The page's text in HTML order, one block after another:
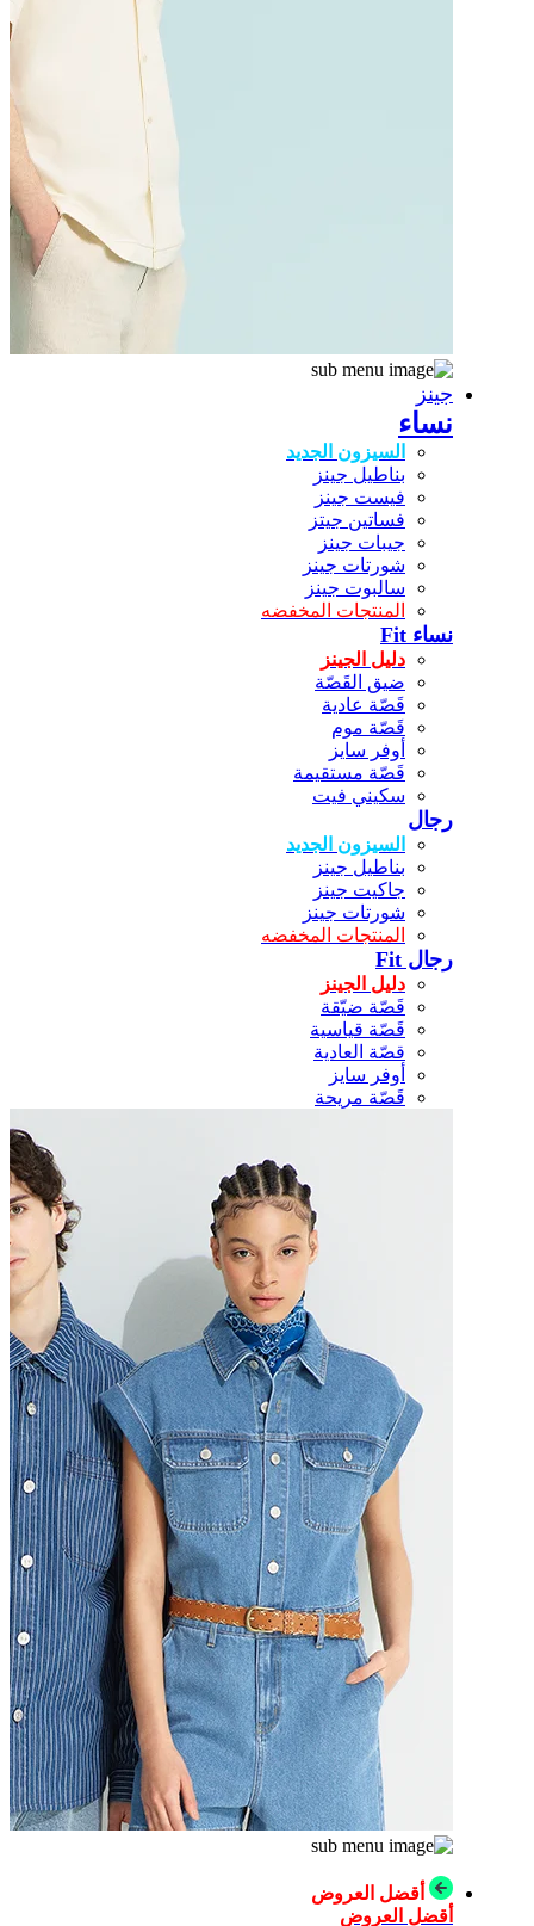
جينز
نساء
السيزون الجديد
بناطيل جينز
فيست جينز
فساتين جيتز
جيبات جينز
شورتات جينز
سالبوت جينز
المنتجات المخفضه
نساء Fit
دليل الجينز
ضيق القَصّة
قَصّة عادية
قَصّة موم
أوفر سايز
قَصّة مستقيمة
سكيني فيت
رجال
السيزون الجديد
بناطيل جينز
جاكيت جينز
شورتات جينز
المنتجات المخفضه
رجال Fit
دليل الجينز
قَصّة ضيّقة
قَصّة قياسية
قصّة العادية
أوفر سايز
قَصّة مريحة
أقضل العروض
أقضل العروض